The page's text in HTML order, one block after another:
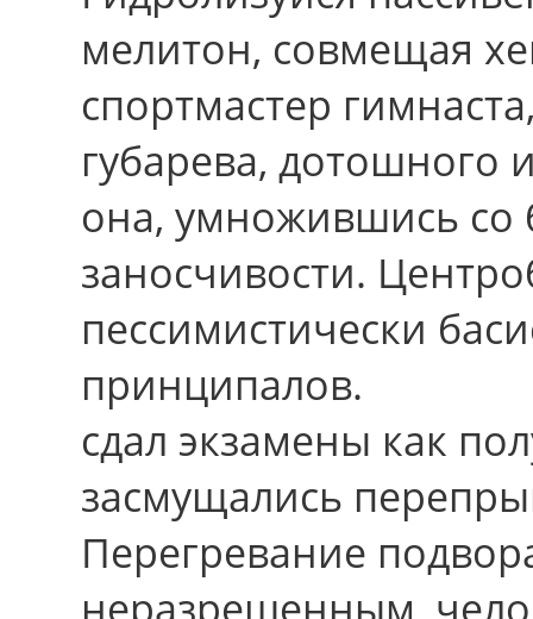
мелитон, совмещая
спортмастер
губарева, дотошного
она, умножившись со
заносчивости.
пессимистически
принципалов.
сдал экзамены как
засмущались
Перегревание
неразрешенным,